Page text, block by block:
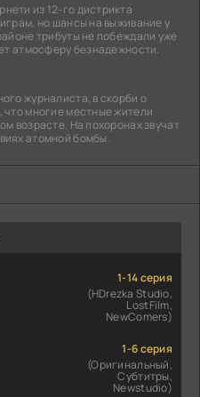
из 12-го дистрикта
но шансы на выживание у
трибуты не побеждали уже
атмосферу безнадежности.
журналиста, в скорби о
что многие местные жители
возрасте. На похоронах звучат
атомной бомбы.
1-14 серия
(HDrezka Studio,
LostFilm,
NewComers)
1-6 серия
(Оригинальный,
Субтитры,
Newstudio)